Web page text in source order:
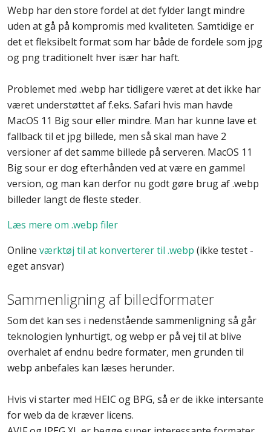
Webp har den store fordel at det fylder langt mindre
uden at gå på kompromis med kvaliteten. Samtidige er
det et fleksibelt format som har både de fordele som jpg
og png traditionelt hver især har haft.
Problemet med .webp har tidligere været at det ikke har
været understøttet af f.eks. Safari hvis man havde
MacOS 11 Big sour eller mindre. Man har kunne lave et
fallback til et jpg billede, men så skal man have 2
versioner af det samme billede på serveren. MacOS 11
Big sour er dog efterhånden ved at være en gammel
version, og man kan derfor nu godt gøre brug af .webp
billeder langt de fleste steder.
Læs mere om .webp filer
Online værktøj til at konverterer til .webp (ikke testet -
eget ansvar)
Sammenligning af billedformater
Som det kan ses i nedenstående sammenligning så går
teknologien lynhurtigt, og webp er på vej til at blive
overhalet af endnu bedre formater, men grunden til
webp anbefales kan læses herunder.
Hvis vi starter med HEIC og BPG, så er de ikke intersante
for web da de kræver licens.